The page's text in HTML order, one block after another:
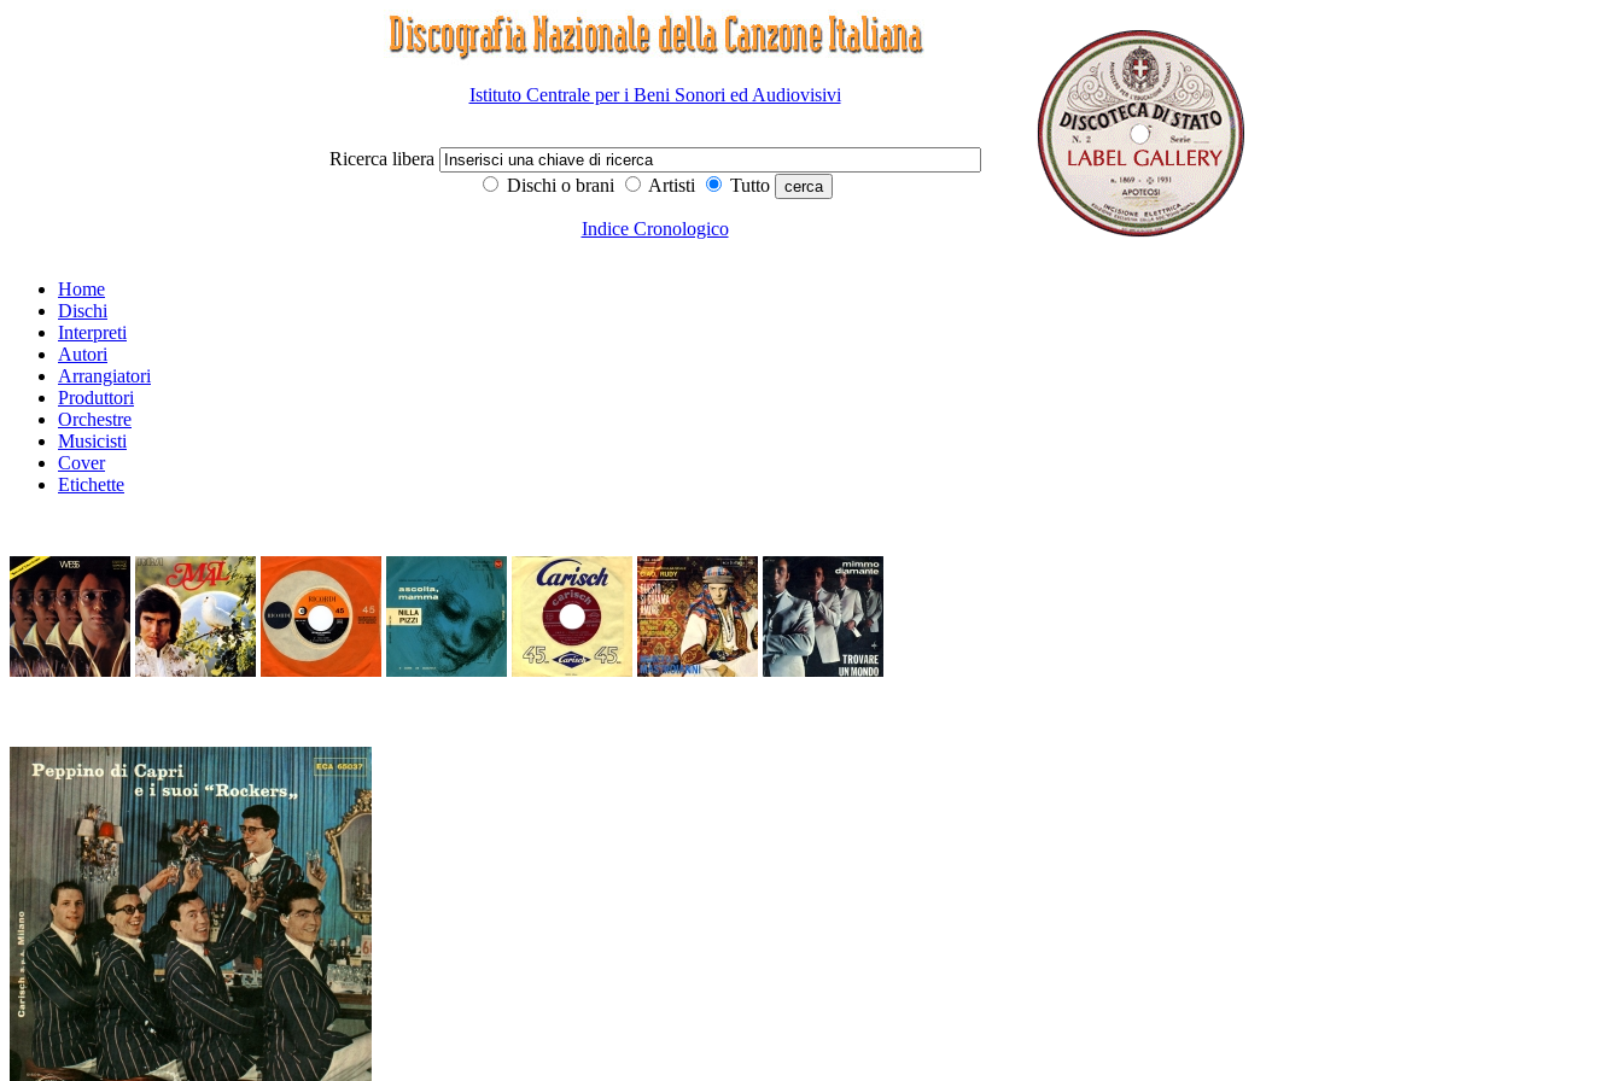
Istituto Centrale per i Beni Sonori ed Audiovisivi
Ricerca libera
Dischi o brani
Artisti Tutto
Indice Cronologico
Home
Dischi
Interpreti
Autori
Arrangiatori
Produttori
Orchestre
Musicisti
Cover
Etichette